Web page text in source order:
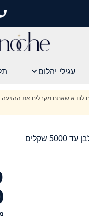
עגילי יהלום
לוודא שאתם מקבלים את
שקלים